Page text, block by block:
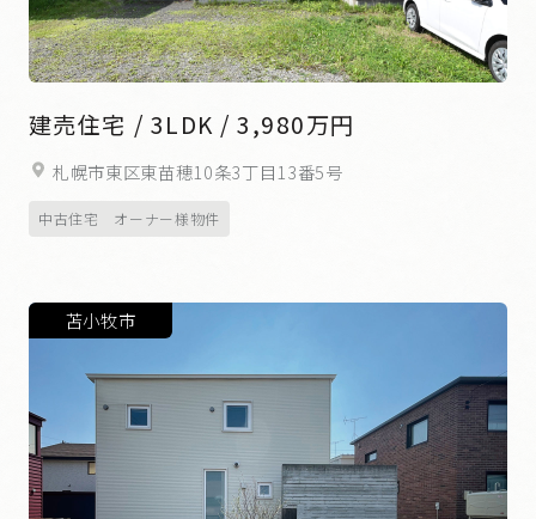
建売住宅 / 3LDK / 3,980万円
札幌市東区東苗穂10条3丁目13番5号
中古住宅 オーナー様物件
苫小牧市